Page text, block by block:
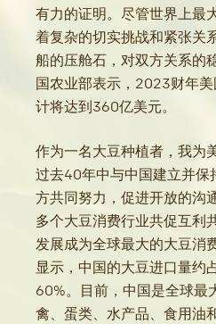
有力的证明。尽管世界上最
着复杂的切实挑战和紧张关
船的压舱石，对双方关系的
国农业部表示，2023财年
计将达到360亿美元。
作为一名大豆种植者，我为
过去40年中与中国建立并保
方共同努力，促进开放的沟
多个大豆消费行业共促互利
发展成为全球最大的大豆消
显示，中国的大豆进口量约
60%。目前，中国是全球最
禽、蛋类、水产品、食用油